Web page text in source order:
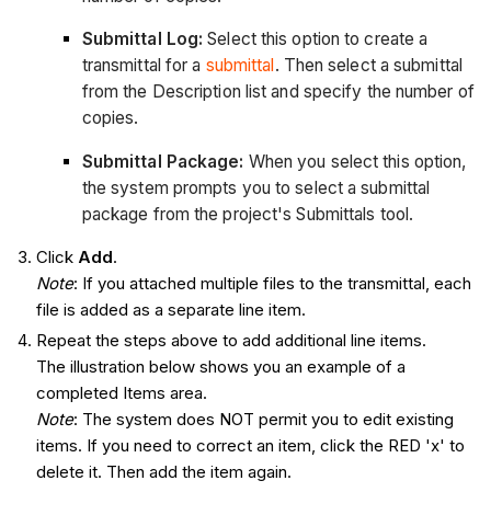
Submittal Log: Select this option to create a
transmittal for a submittal . Then select a submittal
from the Description list and specify the number of
copies.
Submittal Package: When you select this option,
the system prompts you to select a submittal
package from the project's Submittals tool.
Click Add.
Note: If you attached multiple files to the transmittal, each
file is added as a separate line item.
Repeat the steps above to add additional line items.
The illustration below shows you an example of a
completed Items area.
Note: The system does NOT permit you to edit existing
items. If you need to correct an item, click the RED 'x' to
delete it. Then add the item again.